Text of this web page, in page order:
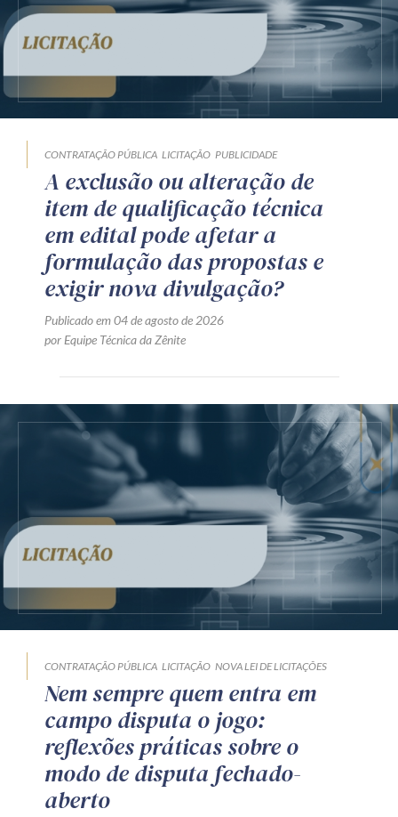
CONTRATAÇÃO PÚBLICA LICITAÇÃO PUBLICIDADE
A exclusão ou alteração de
item de qualificação técnica
em edital pode afetar a
formulação das propostas e
exigir nova divulgação?
Publicado em 04 de agosto de 2026
por Equipe Técnica da Zênite
CONTRATAÇÃO PÚBLICA LICITAÇÃO NOVA LEI DE LICITAÇÕES
Nem sempre quem entra em
campo disputa o jogo:
reflexões práticas sobre o
modo de disputa fechado-
aberto